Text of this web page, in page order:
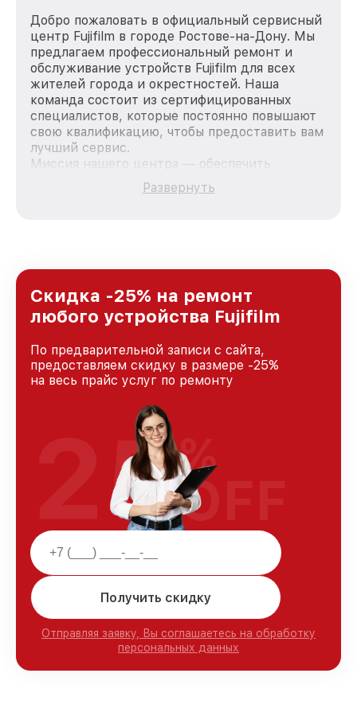
Добро пожаловать в официальный сервисный
центр Fujifilm в городе Ростове-на-Дону. Мы
предлагаем профессиональный ремонт и
обслуживание устройств Fujifilm для всех
жителей города и окрестностей. Наша
команда состоит из сертифицированных
специалистов, которые постоянно повышают
свою квалификацию, чтобы предоставить вам
лучший сервис.
Миссия нашего центра — обеспечить
качественный и доступный ремонт для
каждого пользователя продукции Fujifilm, вне
Ростове-на-Дону, постоянно повышая уровень
доверия и лояльности наших клиентов.
Развернуть
Скидка -25% на ремонт
любого устройства Fujifilm
По предварительной записи с сайта,
предоставляем скидку в размере -25%
на весь прайс услуг по ремонту
Получить скидку
Отправляя заявку, Вы соглашаетесь на обработку
персональных данных
25%
OFF